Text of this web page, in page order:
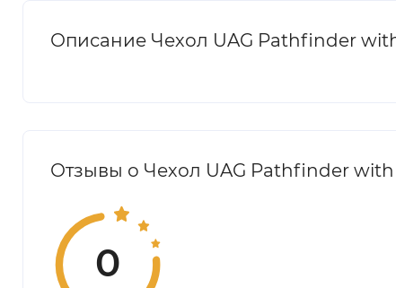
Описание Чехол UAG Pathfinder
Отзывы о Чехол UAG Pathfinder with
0